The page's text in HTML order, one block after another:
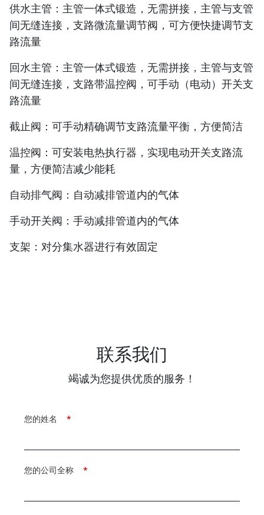
供水主管 ：主管一体式锻造，无需拼接，主管与支管
间无缝连接，支路微流量调节阀，可方便快捷调节支
路流量
回水主管 ：主管一体式锻造，无需拼接，主管与支管
间无缝连接，支路带温控阀，可手动（电动）开关支
路流量
截止阀 ：可手动精确调节支路流量平衡，方便简洁
温控阀 ：可安装电热执行器，实现电动开关支路流
量，方便简洁减少能耗
自动排气阀 ：自动减排管道内的气体
手动开关阀 ：手动减排管道内的气体
支架 ：对分集水器进行有效固定
联系我们
竭诚为您提供优质的服务！
*
您的姓名
*
您的公司全称